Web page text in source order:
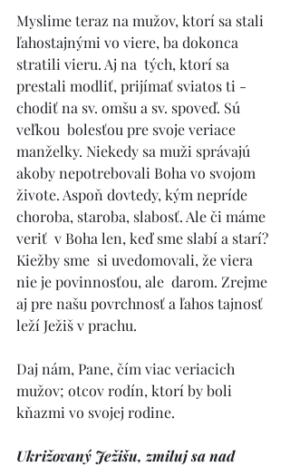
Myslime teraz na mužov, ktorí sa stali
ľahostajnými vo viere, ba dokonca
stratili vieru. Aj na  tých, ktorí sa
prestali modliť, prijímať sviatos ti -
chodiť na sv. omšu a sv. spoveď. Sú
veľkou  bolesťou pre svoje veriace
manželky. Niekedy sa muži správajú
akoby nepotrebovali Boha vo svojom
živote. Aspoň dovtedy, kým nepríde
choroba, staroba, slabosť. Ale či máme
veriť  v Boha len, keď sme slabí a starí?
Kiežby sme  si uvedomovali, že viera
nie je povinnosťou, ale  darom. Zrejme
aj pre našu povrchnosť a ľahos tajnosť
leží Ježiš v prachu.
Daj nám, Pane, čím viac veriacich
mužov; otcov rodín, ktorí by boli
kňazmi vo svojej rodine.
Ukrižovaný Ježišu, zmiluj sa nad